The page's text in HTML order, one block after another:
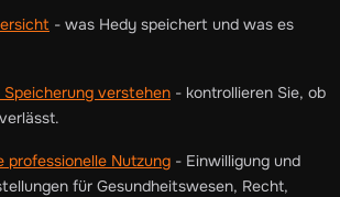
- was Hedy speichert und was es
verstehen - kontrollieren Sie, ob
professionelle Nutzung - Einwilligung und
für Gesundheitswesen, Recht,